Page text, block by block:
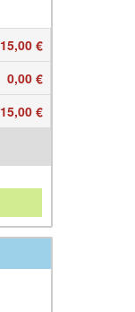
15,00 €
0,00 €
15,00 €